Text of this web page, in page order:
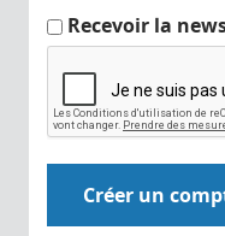
Recevoir la